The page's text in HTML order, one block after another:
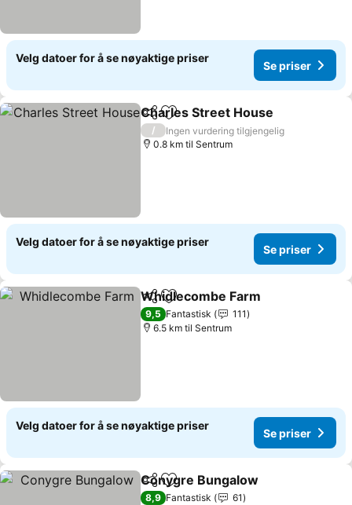
Velg datoer for å se nøyaktige priser
Se priser
Del Legg til i favoritter
Charles Street House
/
Ingen vurdering tilgjengelig
0.8 km til Sentrum
Velg datoer for å se nøyaktige priser
Se priser
Del Legg til i favoritter
Whidlecombe Farm
9,5 Fantastisk
111
6.5 km til Sentrum
Velg datoer for å se nøyaktige priser
Se priser
Del Legg til i favoritter
Conygre Bungalow
8,9 Fantastisk
61